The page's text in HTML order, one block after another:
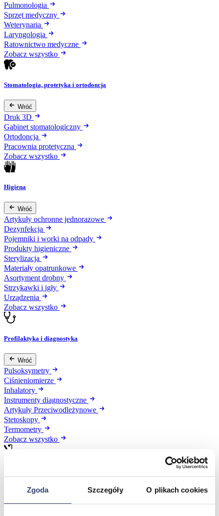
Zgoda Szczegóły O plikach cookies
Pulmonologia
Sprzęt medyczny
Weterynaria
Laryngologia
Ratownictwo medyczne
Zobacz wszystko
Stomatologia, protetyka i ortodoncja
Wróć
Druk 3D
Gabinet stomatologiczny
Ortodoncja
Pracownia protetyczna
Zobacz wszystko
Higiena
Wróć
Artykuły ochronne jednorazowe
Dezynfekcja
Pojemniki i worki na odpady
Produkty higieniczne
Sterylizacja
Materiały opatrunkowe
Asortyment drobny
Strzykawki i igły
Urządzenia
Zobacz wszystko
Profilaktyka i diagnostyka
Wróć
Pulsoksymetry
Ciśnieniomierze
Inhalatory
Instrumenty diagnostyczne
Artykuły Przeciwodleżynowe
Stetoskopy
Termometry
Zobacz wszystko
Wróć
Kozetki